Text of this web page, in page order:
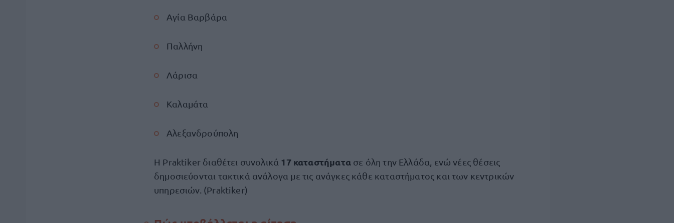
Αγία Βαρβάρα
Παλλήνη
Λάρισα
Καλαμάτα
Αλεξανδρούπολη
Η Praktiker διαθέτει συνολικά 17 καταστήματα σε όλη την Ελλάδα, ενώ νέες θέσεις
δημοσιεύονται τακτικά ανάλογα με τις ανάγκες κάθε καταστήματος και των κεντρικών
υπηρεσιών. (Praktiker)